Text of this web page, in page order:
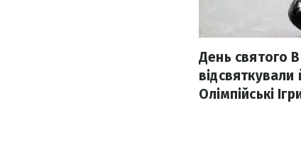
День святого
Олімпійські